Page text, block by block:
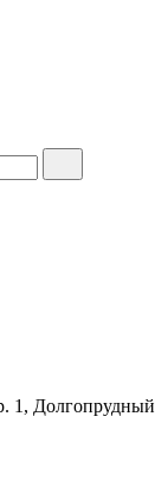
1, Долгопрудный